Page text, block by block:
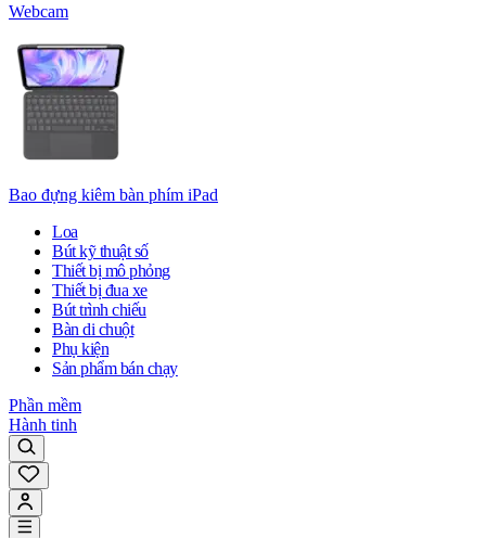
Webcam
Bao đựng kiêm bàn phím iPad
Loa
Bút kỹ thuật số
Thiết bị mô phỏng
Thiết bị đua xe
Bút trình chiếu
Bàn di chuột
Phụ kiện
Sản phẩm bán chạy
Phần mềm
Hành tinh